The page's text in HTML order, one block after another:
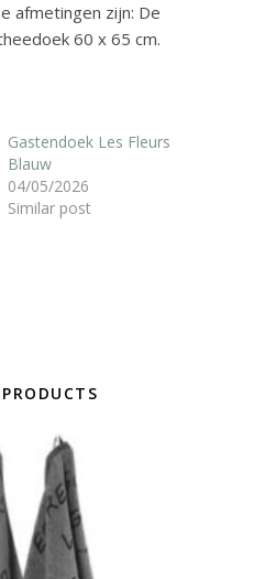
afmetingen zijn: De
60 x 65 cm.
Gastendoek Les Fleurs
Blauw
04/05/2026
Similar post